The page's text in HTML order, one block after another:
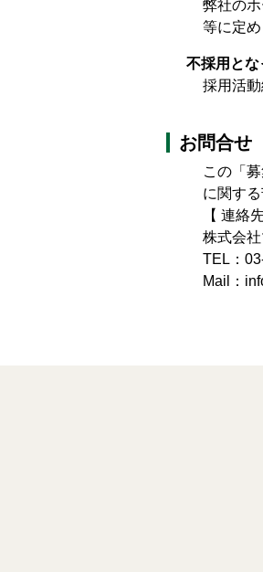
弊社の
等に定
不採用と
採用活
お問合せ
この「
に関す
【 連絡先
株式会
TEL：
Mail：